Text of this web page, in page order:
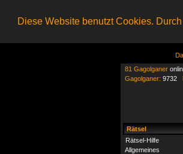
Diese Website benutzt Cookies.
81 Gagolganer
Gagolganer: 9732
Rätsel
Rätsel-Hilfe
Allgemeines